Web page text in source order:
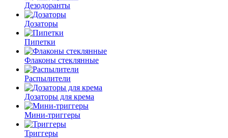
Дезодоранты
Дозаторы
Пипетки
Флаконы стеклянные
Распылители
Дозаторы для крема
Мини-триггеры
Триггеры